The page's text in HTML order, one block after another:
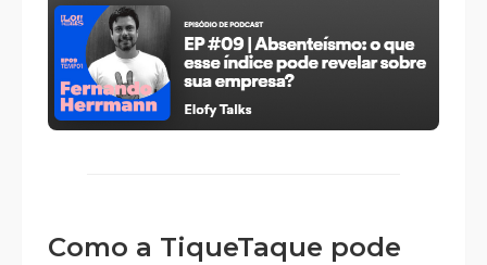
Como a TiqueTaque pode